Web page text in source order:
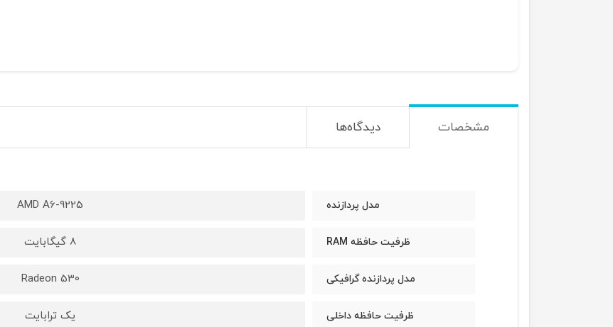
مشخصات دیدگاه‌ها
مدل پردازنده AMD A6-9225
ظرفیت حافظه RAM 8 گیگابایت
مدل پردازنده گرافیکی Radeon 530
ظرفیت حافظه داخلی یک ترابایت